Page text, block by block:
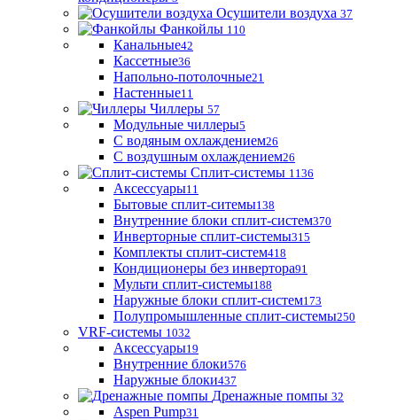
Осушители воздуха 37
Фанкойлы 110
Канальные42
Кассетные36
Напольно-потолочные21
Настенные11
Чиллеры 57
Модульные чиллеры5
С водяным охлаждением26
С воздушным охлаждением26
Сплит-системы 1136
Аксессуары11
Бытовые сплит-ситемы138
Внутренние блоки сплит-систем370
Инверторные сплит-системы315
Комплекты сплит-систем418
Кондиционеры без инвертора91
Мульти сплит-системы188
Наружные блоки сплит-систем173
Полупромышленные сплит-системы250
VRF-системы 1032
Аксессуары19
Внутренние блоки576
Наружные блоки437
Дренажные помпы 32
Aspen Pump31